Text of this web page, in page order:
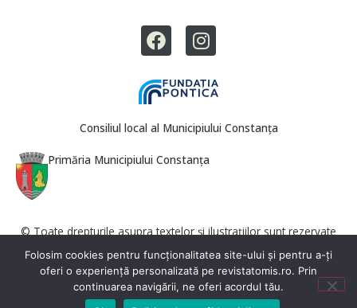
Consiliul local al Municipiului Constanța
Primăria Municipiului Constanța
© Toate drepturile asupra textelor și ilustrațiilor sunt rezervate
Revista Tomis. Reproducerea totală sau parțială este interzisă fără
acordul redacției.
Folosim cookies pentru funcționalitatea site-ului și pentru a-ți
oferi o experiență personalizată pe revistatomis.ro. Prin
continuarea navigării, ne oferi acordul tău.